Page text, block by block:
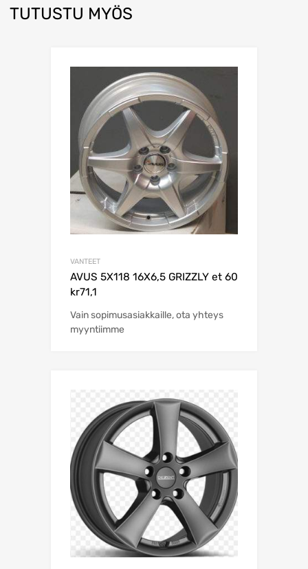
TUTUSTU MYÖS
VANTEET
AVUS 5X118 16X6,5 GRIZZLY et 60
kr71,1
Vain sopimusasiakkaille, ota yhteys
myyntiimme